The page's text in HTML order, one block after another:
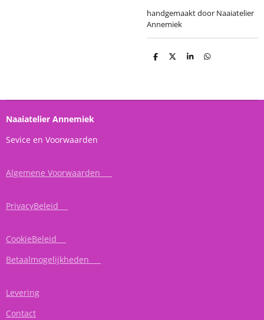
handgemaakt door Naaiatelier
Annemiek
D
D
S
D
Naaiatelier Annemiek
Sevice en Voorwaarden
Algemene Voorwaarden
PrivacyBeleid
CookieBeleid
Betaalmogelijkheden
Levering
Contact